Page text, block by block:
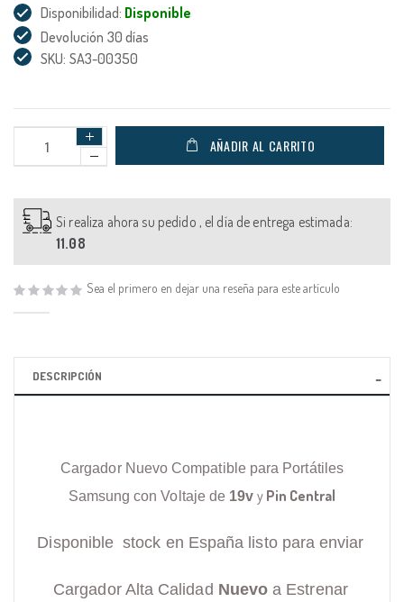
Disponibilidad: Disponible
Devolución 30 días
SKU: SA3-00350
AÑADIR AL CARRITO
Si realiza ahora su pedido , el día de entrega estimada:
11.08
Sea el primero en dejar una reseña para este artículo
DESCRIPCIÓN
Cargador Nuevo Compatible para Portátiles
Samsung con Voltaje de 19v y Pin Central
Disponible stock en España listo para enviar
Cargador Alta Calidad Nuevo a Estrenar